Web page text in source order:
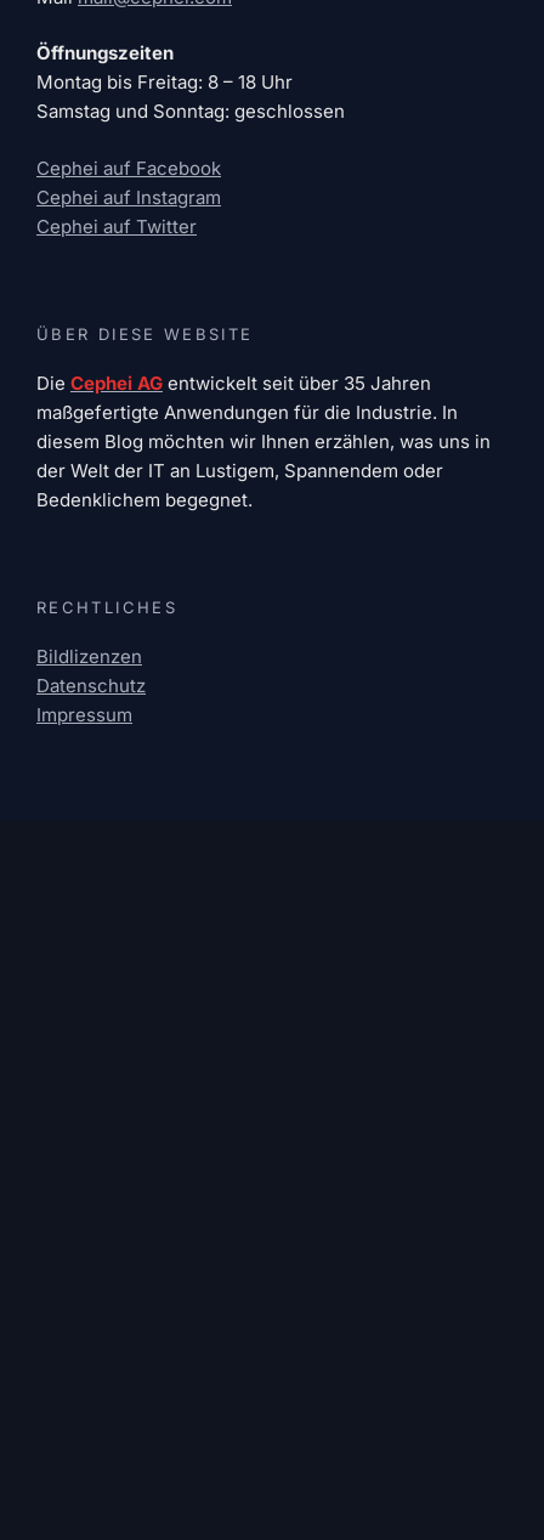
Öffnungszeiten
Montag bis Freitag: 8 – 18 Uhr
Samstag und Sonntag: geschlossen
Cephei auf Facebook
Cephei auf Instagram
Cephei auf Twitter
ÜBER DIESE WEBSITE
Die Cephei AG entwickelt seit über 35 Jahren
maßgefertigte Anwendungen für die Industrie. In
diesem Blog möchten wir Ihnen erzählen, was uns in
der Welt der IT an Lustigem, Spannendem oder
Bedenklichem begegnet.
RECHTLICHES
Bildlizenzen
Datenschutz
Impressum